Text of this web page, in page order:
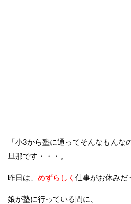
「小3から塾に通ってそんなもん
旦那です・・・。
昨日は、 めずらしく 仕事がお休みだ
娘が塾に行っている間に、